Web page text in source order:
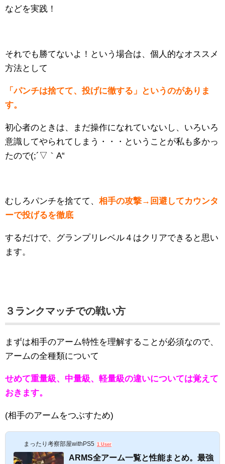
などを実践！
それでも勝てないよ！という場合は、個人的なオススメ
方法として
「パンチは捨てて、投げに徹する」というのがありま
す。
初心者のときは、まだ操作になれていないし、いろいろ
意識してやられてしまう・・・ということが私も多かっ
たので(;´▽｀A“
むしろパンチを捨てて、 相手の攻撃→回避してカウンタ
ーで投げるを徹底
するだけで、グランプリレベル４はクリアできると思い
ます。
３ランクマッチでの戦い方
まずは相手のアーム特性を理解することが必須なので、
アームの全種類について
せめて重量級、中量級、軽量級の違いについては覚えて
おきます。
(相手のアームをつぶすため)
まったり考察部屋withPS5 1 User
ARMS全アーム一覧と性能まとめ。最強